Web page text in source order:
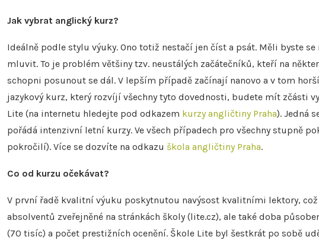
Jak vybrat anglický kurz?
Ideálně podle stylu výuky. Ono totiž nestačí jen číst a psát. Měli byste
mluvit. To je problém většiny tzv. neustálých začátečníků, kteří na
schopni posunout se dál. V lepším případě začínají nanovo a v tom
jazykový kurz, který rozvíjí všechny tyto dovednosti, budete mít zčásti
Lite (na internetu hledejte pod odkazem kurzy angličtiny Praha). Jedná
pořádá intenzivní letní kurzy. Ve všech případech pro všechny stupně
pokročilí). Více se dozvíte na odkazu škola angličtiny Praha.
Co od kurzu očekávat?
V první řadě kvalitní výuku poskytnutou navýsost kvalitními lektory,
absolventů zveřejněné na stránkách školy (lite.cz), ale také doba
(70 tisíc) a počet prestižních ocenění. Škole Lite byl šestkrát po sobě